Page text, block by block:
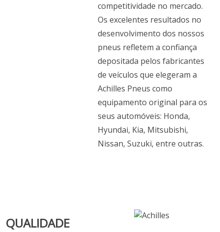
competitividade no mercado.
Os excelentes resultados no
desenvolvimento dos nossos
pneus refletem a confiança
depositada pelos fabricantes
de veículos que elegeram a
Achilles Pneus como
equipamento original para os
seus automóveis: Honda,
Hyundai, Kia, Mitsubishi,
Nissan, Suzuki, entre outras.
QUALIDADE